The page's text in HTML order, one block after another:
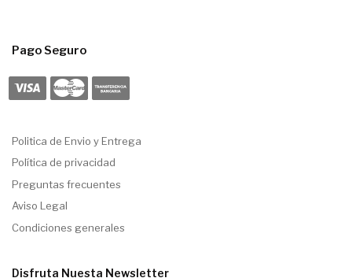
Pago Seguro
Politica de Envio y Entrega
Política de privacidad
Preguntas frecuentes
Aviso Legal
Condiciones generales
Disfruta Nuesta Newsletter